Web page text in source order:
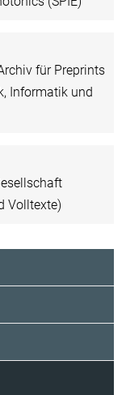
für Preprints
Informatik und
Volltexte)